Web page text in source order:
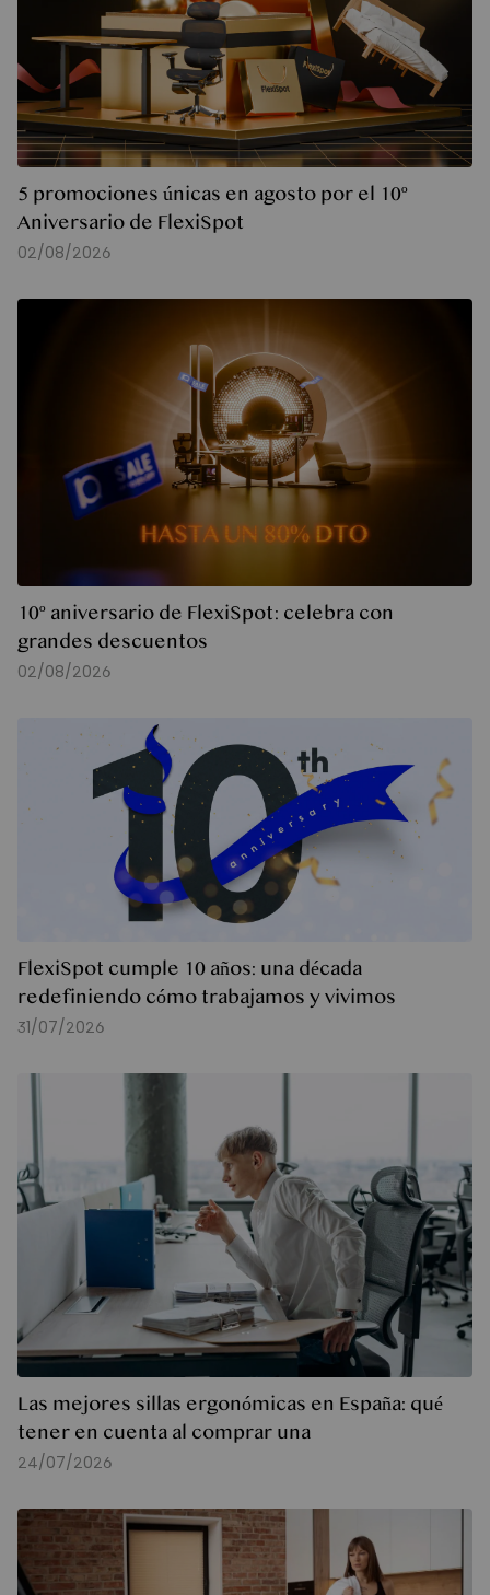
5 promociones únicas en agosto por el 10º
Aniversario de FlexiSpot
02/08/2026
10º aniversario de FlexiSpot: celebra con
grandes descuentos
02/08/2026
FlexiSpot cumple 10 años: una década
redefiniendo cómo trabajamos y vivimos
31/07/2026
Las mejores sillas ergonómicas en España: qué
tener en cuenta al comprar una
24/07/2026